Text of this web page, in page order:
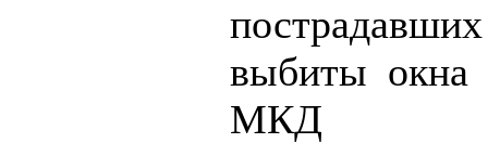
выбиты окна
МКД